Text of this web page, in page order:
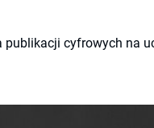
cyfrowych na